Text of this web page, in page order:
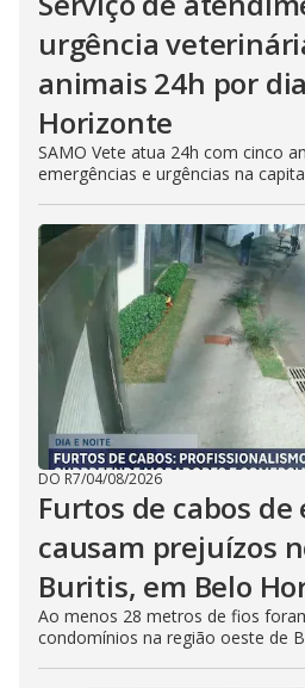
urgência
animais 24h por
Horizonte
SAMO Vete atua 24h com cinco
emergências e urgências na
DO R7/04/08/2026
Furtos de cabos de
causam prejuízos
Buritis, em Belo
Ao menos 28 metros de fios
condomínios na região oeste de